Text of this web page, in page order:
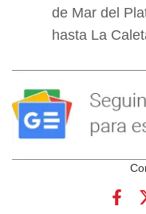
de Mar del
hasta La